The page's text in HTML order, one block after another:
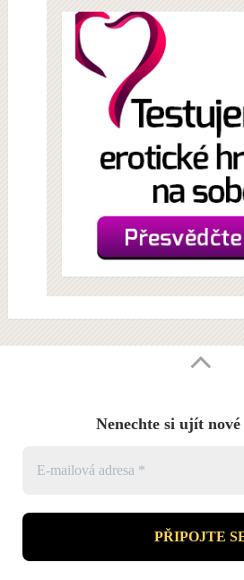
Nenechte si ujít